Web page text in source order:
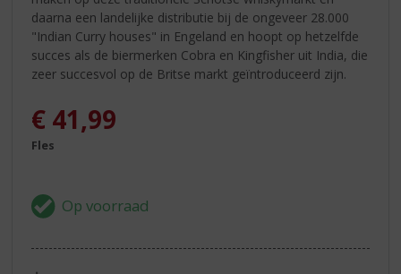
daarna een landelijke distributie bij de ongeveer 28.000
"Indian Curry houses" in Engeland en hoopt op hetzelfde
succes als de biermerken Cobra en Kingfisher uit India, die
zeer succesvol op de Britse markt geïntroduceerd zijn.
€ 41,99
Fles